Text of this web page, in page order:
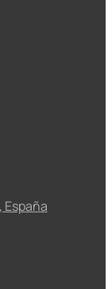
España